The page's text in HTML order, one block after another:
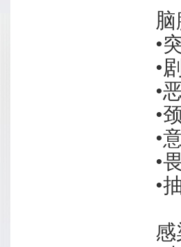
•
•
•
•
•
•
•